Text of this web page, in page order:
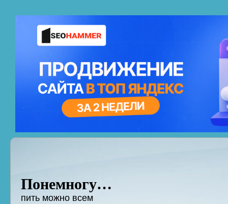
Понемногу…
пить можно всем